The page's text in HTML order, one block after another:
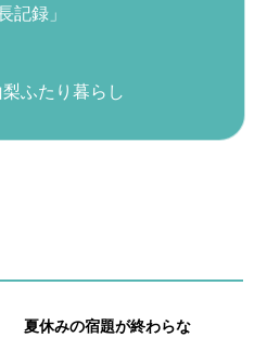
記録」
ふたり暮らし
夏休みの宿題が終わらな